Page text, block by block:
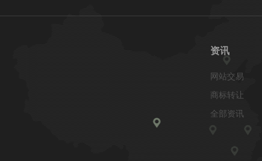
资讯
网站交易
商标转让
全部资讯